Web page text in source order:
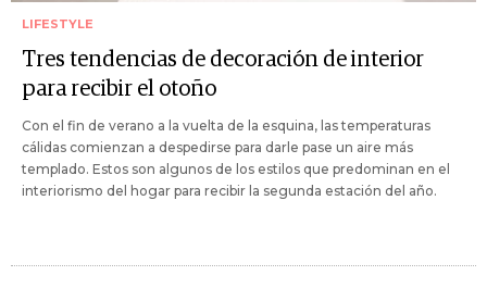
LIFESTYLE
Tres tendencias de decoración de interior
para recibir el otoño
Con el fin de verano a la vuelta de la esquina, las temperaturas
cálidas comienzan a despedirse para darle pase un aire más
templado. Estos son algunos de los estilos que predominan en el
interiorismo del hogar para recibir la segunda estación del año.